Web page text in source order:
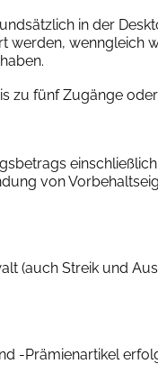
in der
werden,
zu fünf Zugänge
von
(auch Streik und
-Prämienartikel